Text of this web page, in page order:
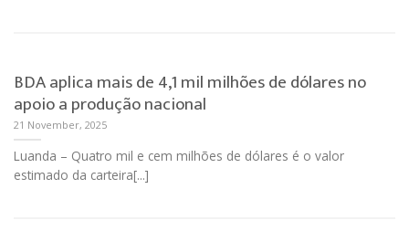
BDA aplica mais de 4,1 mil milhões de dólares no
apoio a produção nacional
21 November, 2025
Luanda – Quatro mil e cem milhões de dólares é o valor
estimado da carteira[...]